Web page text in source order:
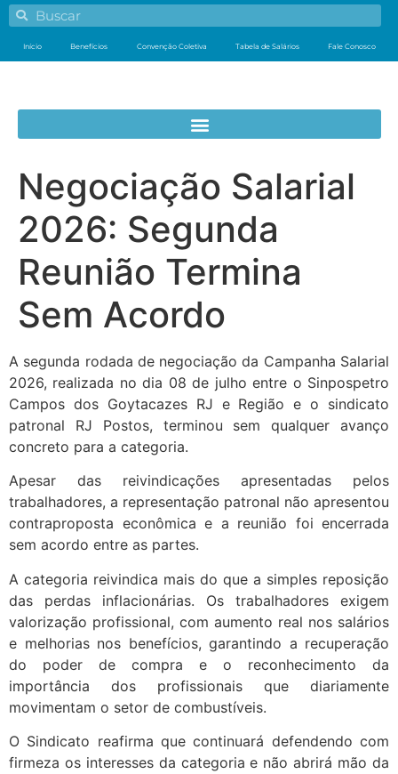
Início Benefícios Convenção Coletiva Tabela de Salários Fale Conosco
Negociação Salarial
2026: Segunda
Reunião Termina
Sem Acordo
A segunda rodada de negociação da Campanha Salarial
2026, realizada no dia 08 de julho entre o Sinpospetro
Campos dos Goytacazes RJ e Região e o sindicato
patronal RJ Postos, terminou sem qualquer avanço
concreto para a categoria.
Apesar das reivindicações apresentadas pelos
trabalhadores, a representação patronal não apresentou
contraproposta econômica e a reunião foi encerrada
sem acordo entre as partes.
A categoria reivindica mais do que a simples reposição
das perdas inflacionárias. Os trabalhadores exigem
valorização profissional, com aumento real nos salários
e melhorias nos benefícios, garantindo a recuperação
do poder de compra e o reconhecimento da
importância dos profissionais que diariamente
movimentam o setor de combustíveis.
O Sindicato reafirma que continuará defendendo com
firmeza os interesses da categoria e não abrirá mão da